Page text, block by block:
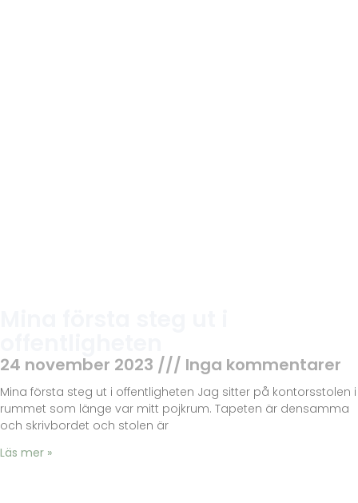
24 november 2023 Inga kommentarer
Mina första steg ut i offentligheten Jag sitter på kontorsstolen i
rummet som länge var mitt pojkrum. Tapeten är densamma
och skrivbordet och stolen är
Läs mer »